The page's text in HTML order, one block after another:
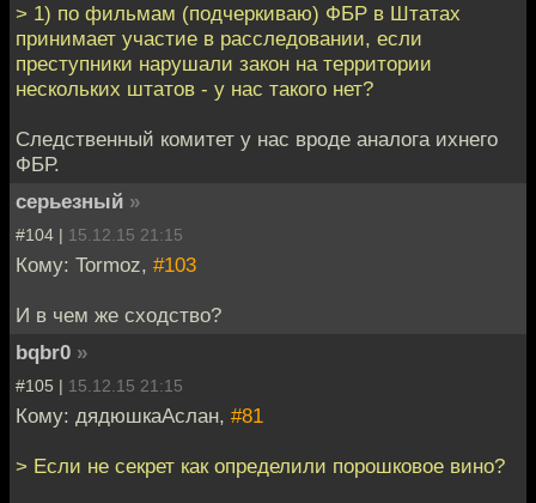
> 1) по фильмам (подчеркиваю) ФБР в Штатах
принимает участие в расследовании, если
преступники нарушали закон на территории
нескольких штатов - у нас такого нет?
Следственный комитет у нас вроде аналога ихнего
ФБР.
серьезный »
#104 | 15.12.15 21:15
Кому: Tormoz, #103
И в чем же сходство?
bqbr0 »
#105 | 15.12.15 21:15
Кому: дядюшкаАслан, #81
> Если не секрет как определили порошковое вино?